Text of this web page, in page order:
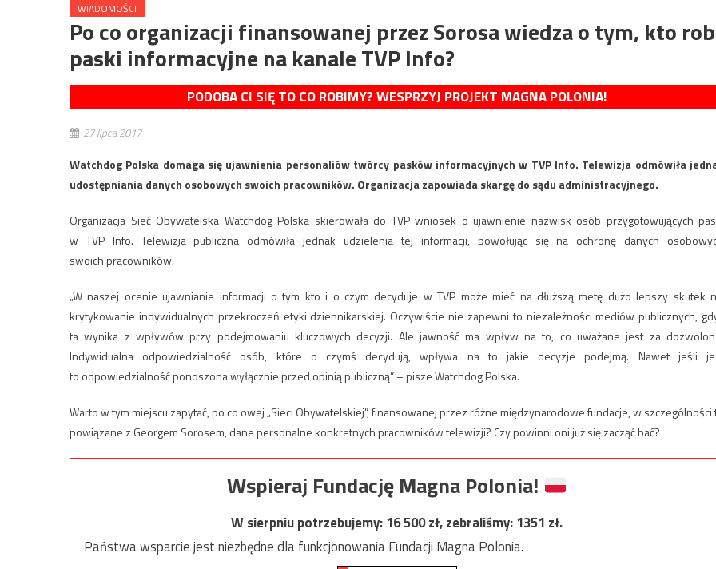
WIADOMOŚCI
Po co organizacji finansowanej przez Sorosa wiedza o tym, kto
paski informacyjne na kanale TVP Info?
PODOBA CI SIĘ TO CO ROBIMY? WESPRZYJ PROJEKT MAGNA POLONIA!
27 lipca 2017
Watchdog Polska domaga się ujawnienia personaliów twórcy pasków informacyjnych w TVP Info. Telewizja odmówiła
udostępniania danych osobowych swoich pracowników. Organizacja zapowiada skargę do sądu administracyjnego.
Organizacja Sieć Obywatelska Watchdog Polska skierowała do TVP wniosek o ujawnienie nazwisk osób przygotowujących
w TVP Info. Telewizja publiczna odmówiła jednak udzielenia tej informacji, powołując się na ochronę danych
swoich pracowników.
„W naszej ocenie ujawnianie informacji o tym kto i o czym decyduje w TVP może mieć na dłuższą metę dużo lepszy skutek
krytykowanie indywidualnych przekroczeń etyki dziennikarskiej. Oczywiście nie zapewni to niezależności mediów publicznych,
ta wynika z wpływów przy podejmowaniu kluczowych decyzji. Ale jawność ma wpływ na to, co uważane jest za
Indywidualna odpowiedzialność osób, które o czymś decydują, wpływa na to jakie decyzje podejmą. Nawet jeśli
to odpowiedzialność ponoszona wyłącznie przed opinią publiczną” – pisze Watchdog Polska.
Warto w tym miejscu zapytać, po co owej „Sieci Obywatelskiej”, finansowanej przez różne międzynarodowe fundacje, w szczególności
powiązane z Georgem Sorosem, dane personalne konkretnych pracowników telewizji? Czy powinni oni już się zacząć bać?
Wspieraj Fundację Magna Polonia!
W sierpniu potrzebujemy:16 500zł, zebraliśmy:1351 zł.
Państwa wsparcie jest niezbędne dla funkcjonowania Fundacji Magna Polonia.